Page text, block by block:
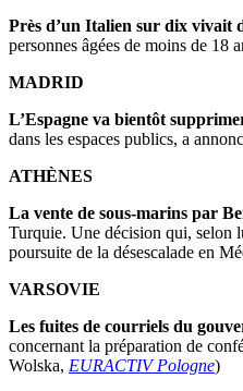
Près d’un Italien sur dix vivait
personnes âgées de moins de 18
MADRID
L’Espagne va bientôt
dans les espaces publics, a
ATHÈNES
La vente de sous-marins par
Turquie. Une décision qui, selon
poursuite de la désescalade en
VARSOVIE
Les fuites de courriels du
concernant la préparation de
Wolska, EURACTIV Pologne)